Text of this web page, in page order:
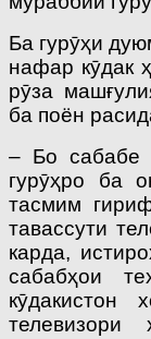
Ба гурӯҳи
нафар кӯдак
рӯза
ба поён
– Бо сабабе
гурӯҳро ба
тасмим
тавассути
карда,
сабабҳои